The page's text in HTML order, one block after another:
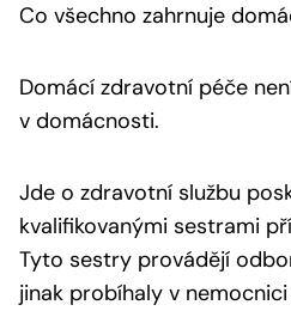
Co všechno zahrnuje
Domácí zdravotní péče
v domácnosti.
Jde o zdravotní službu
kvalifikovanými sestrami
Tyto sestry provádějí
jinak probíhaly v